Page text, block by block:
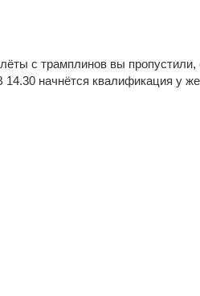
с трамплинов вы
14.30 начнётся квалификация у